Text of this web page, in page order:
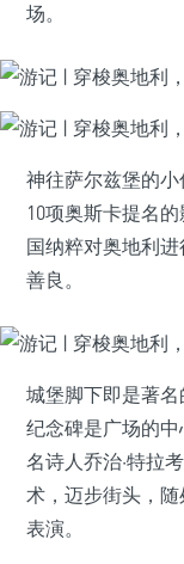
场。
神往萨尔兹堡的
10项奥斯卡提名
国纳粹对奥地利
善良。
城堡脚下即是著
纪念碑是广场的
名诗人乔治·特拉
术，迈步街头，
表演。